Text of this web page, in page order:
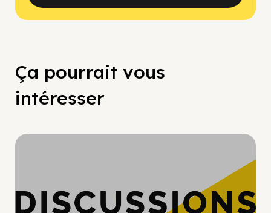
Ça pourrait vous
intéresser